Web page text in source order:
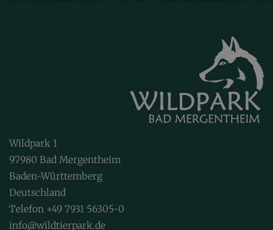
Wildpark 1
97980 Bad Mergentheim
Baden-Württemberg
Deutschland
Telefon +49 7931 56305-0
info@wildtierpark.de